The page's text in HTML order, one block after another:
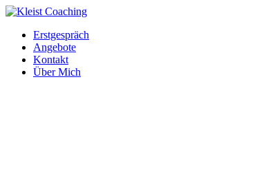
Erstgespräch
Angebote
Kontakt
Über Mich